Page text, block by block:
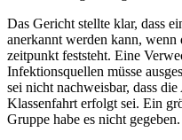
Das Gericht stellte klar, dass
anerkannt werden kann, wenn
zeitpunkt feststeht. Eine
Infektionsquellen müsse
sei nicht nachweisbar, dass
Klassenfahrt erfolgt sei. Ein
Gruppe habe es nicht gegeben.